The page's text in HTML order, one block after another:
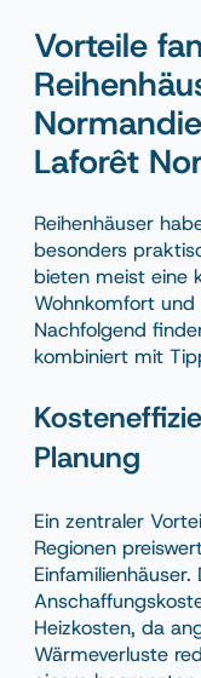
Vorteile
Laforêt
Reihenhäuser
besonders
bieten meist eine
Wohnkomfort
Nachfolgend
kombiniert mit
Planung
Ein zentraler
Regionen
Heizkosten, da
Wärmeverluste